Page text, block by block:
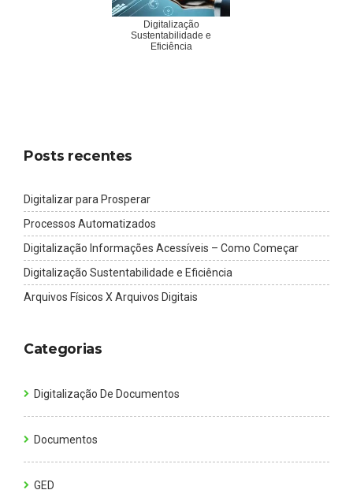
Digitalização
Sustentabilidade e
Eficiência
Posts recentes
Digitalizar para Prosperar
Processos Automatizados
Digitalização Informações Acessíveis – Como Começar
Digitalização Sustentabilidade e Eficiência
Arquivos Físicos X Arquivos Digitais
Categorias
Digitalização De Documentos
Documentos
GED